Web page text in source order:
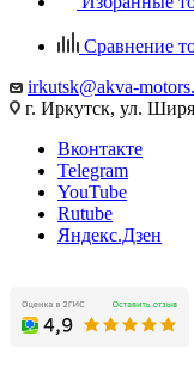
Сравнение
irkutsk@akva-
г. Иркутск, ул.
Вконтакте
Telegram
YouTube
Rutube
Яндекс.Дзен